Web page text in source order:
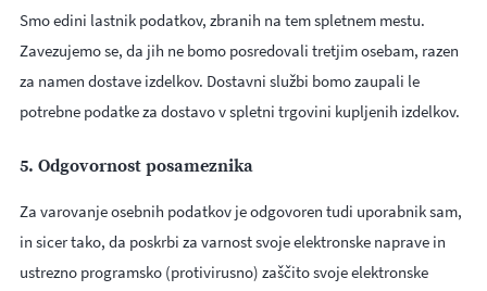
Smo edini lastnik podatkov, zbranih na tem spletnem mestu.
Zavezujemo se, da jih ne bomo posredovali tretjim osebam, razen
za namen dostave izdelkov. Dostavni službi bomo zaupali le
potrebne podatke za dostavo v spletni trgovini kupljenih izdelkov.
5. Odgovornost posameznika
Za varovanje osebnih podatkov je odgovoren tudi uporabnik sam,
in sicer tako, da poskrbi za varnost svoje elektronske naprave in
ustrezno programsko (protivirusno) zaščito svoje elektronske